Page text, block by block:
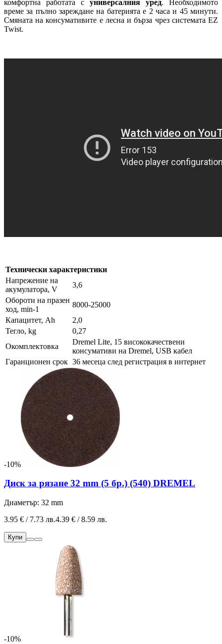
комфортна работата с универсалния уред. Необходимото
време за пълно зареждане на батерията е 2 часа и 45 минути.
Смяната на консумативите е лесна и бърза чрез системата EZ
Twist.
Технически характеристики
Напрежение на
акумулатора, V
3,6
Обороти на празен
ход, min-1
8000-25000
Капацитет, Ah
2,0
Тегло, kg
0,27
Окомплектовка
Dremel Lite, 15 висококачествени
консумативи на Dremel, USB кабел
Гаранционен срок 36 месеца след регистрация в интернет
-10%
Диск за рязане 32 mm (5 бр.) (540) DREMEL
Диаметър: 32 mm
3.95 € / 7.73 лв.4.39 € / 8.59 лв.
Купи
-10%